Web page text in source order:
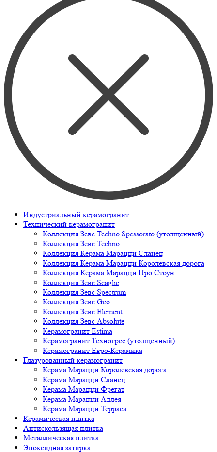
Индустриальный керамогранит
Технический керамогранит
Коллекция Зевс Techno Spessorato (утолщенный)
Коллекция Зевс Techno
Коллекция Керама Марацци Сланец
Коллекция Керама Марацци Королевская дорога
Коллекция Керама Марацци Про Стоун
Коллекция Зевс Scaglie
Коллекция Зевс Spectrum
Коллекция Зевс Geo
Коллекция Зевс Element
Коллекция Зевс Absolute
Керамогранит Estima
Керамогранит Техногрес (утолщенный)
Керамогранит Евро-Керамика
Глазурованный керамогранит
Керама Марацци Королевская дорога
Керама Марацци Сланец
Керама Марацци Фрегат
Керама Марацци Аллея
Керама Марацци Терраса
Керамическая плитка
Антискользящая плитка
Металлическая плитка
Эпоксидная затирка